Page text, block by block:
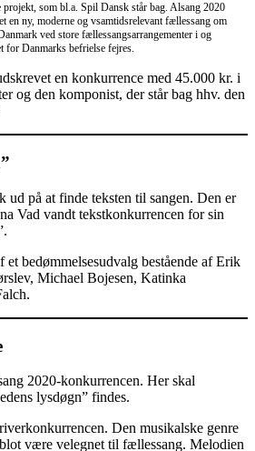
som bl.a. Spil Dansk står bag. Alsang 2020
en ny, moderne og vsamtidsrelevant fællessang om
ved store fællessangsarrangementer i og
for Danmarks befrielse fejres.
en konkurrence med 45.000 kr. i
og den komponist, der står bag hhv. den
ud på at finde teksten til sangen. Den er
Vad vandt tekstkonkurrencen for sin
et bedømmelsesudvalg bestående af Erik
Michael Bojesen, Katinka
2020-konkurrencen. Her skal
lysdøgn” findes.
Den musikalske genre
være velegnet til fællessang. Melodien